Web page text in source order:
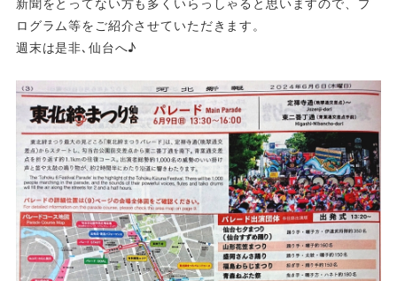
新聞をとってない方も多くいらっしゃると思いますので、プ
ログラム等をご紹介させていただきます。
週末は是非､仙台へ♪